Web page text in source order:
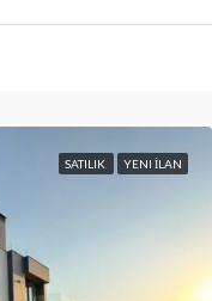
SATILIK YENI İLAN